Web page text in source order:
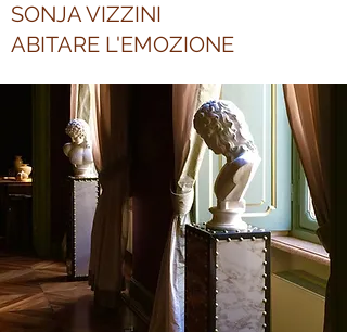
SONJA VIZZINI
ABITARE L'EMOZIONE